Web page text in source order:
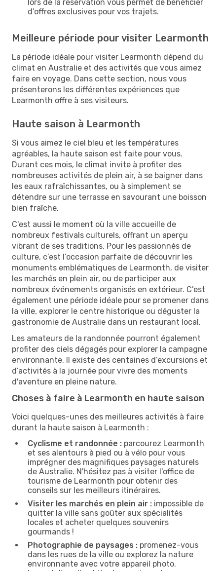
lors de la réservation vous permet de bénéficier
d’offres exclusives pour vos trajets.
Meilleure période pour visiter Learmonth
La période idéale pour visiter Learmonth dépend du
climat en Australie et des activités que vous aimez
faire en voyage. Dans cette section, nous vous
présenterons les différentes expériences que
Learmonth offre à ses visiteurs.
Haute saison à Learmonth
Si vous aimez le ciel bleu et les températures
agréables, la haute saison est faite pour vous.
Durant ces mois, le climat invite à profiter des
nombreuses activités de plein air, à se baigner dans
les eaux rafraîchissantes, ou à simplement se
détendre sur une terrasse en savourant une boisson
bien fraîche.
C'est aussi le moment où la ville accueille de
nombreux festivals culturels, offrant un aperçu
vibrant de ses traditions. Pour les passionnés de
culture, c’est l’occasion parfaite de découvrir les
monuments emblématiques de Learmonth, de visiter
les marchés en plein air, ou de participer aux
nombreux événements organisés en extérieur. C’est
également une période idéale pour se promener dans
la ville, explorer le centre historique ou déguster la
gastronomie de Australie dans un restaurant local.
Les amateurs de la randonnée pourront également
profiter des ciels dégagés pour explorer la campagne
environnante. Il existe des centaines d’excursions et
d’activités à la journée pour vivre des moments
d'aventure en pleine nature.
Choses à faire à Learmonth en haute saison
Voici quelques-unes des meilleures activités à faire
durant la haute saison à Learmonth :
Cyclisme et randonnée : parcourez Learmonth
et ses alentours à pied ou à vélo pour vous
imprégner des magnifiques paysages naturels
de Australie. N'hésitez pas à visiter l'office de
tourisme de Learmonth pour obtenir des
conseils sur les meilleurs itinéraires.
Visiter les marchés en plein air : impossible de
quitter la ville sans goûter aux spécialités
locales et acheter quelques souvenirs
gourmands !
Photographie de paysages : promenez-vous
dans les rues de la ville ou explorez la nature
environnante avec votre appareil photo.